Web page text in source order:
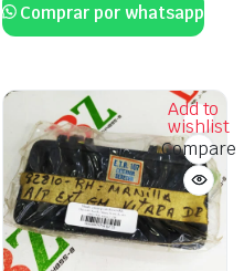
Comprar por whatsapp
Add to
wishlist
Compare